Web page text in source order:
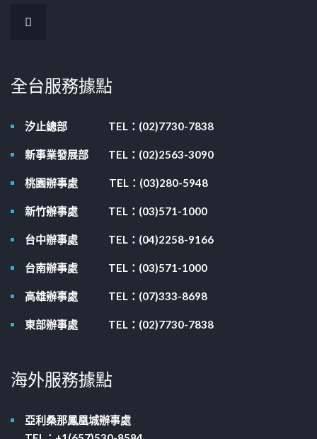
全台服務據點
汐止總部 TEL：(02)7730-7838
新事業發展部 TEL：(02)2563-3090
桃園辦事處 TEL：(03)280-5948
新竹辦事處 TEL：(03)571-1000
台中辦事處 TEL：(04)2258-9166
台南辦事處 TEL：(03)571-1000
高雄辦事處 TEL：(07)333-8698
東部辦事處 TEL：(02)7730-7838
海外服務據點
亞利桑那鳳凰城辦事處